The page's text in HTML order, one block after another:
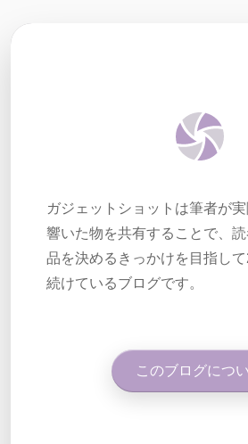
ガジェットショットは筆者が
響いた物を共有することで、
品を決めるきっかけを目指し
続けているブログです。
このブログにつ